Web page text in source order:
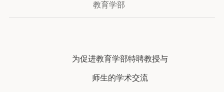
教育学部
为促进教育学部特聘教授与
师生的学术交流